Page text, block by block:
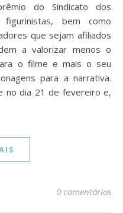
do Sindicato dos
bem como
que sejam afiliados
a valorizar menos o
o filme e mais o seu
para a narrativa.
no dia 21 de fevereiro e,
0 comentários